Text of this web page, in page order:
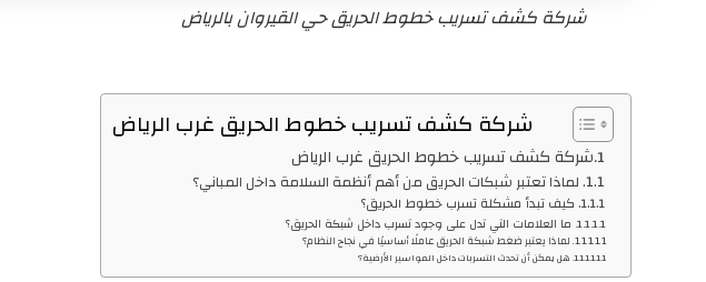
شركة كشف تسريب خطوط الحريق حي القيروان بالرياض
شركة كشف تسريب خطوط الحريق غرب الرياض
لماذا تعتبر شبكات الحريق من أهم أنظمة السلامة داخل المباني؟
كيف تبدأ مشكلة تسرب خطوط الحريق؟
ما العلامات التي تدل على وجود تسرب داخل شبكة الحريق؟
لماذا يعتبر ضغط شبكة الحريق عاملًا أساسيًا في نجاح النظام؟
هل يمكن أن تحدث التسربات داخل المواسير الأرضية؟